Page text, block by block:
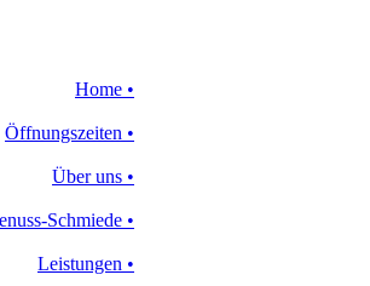
Home •
Öffnungszeiten •
Über uns •
Schmiede •
Leistungen •